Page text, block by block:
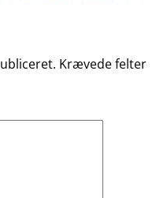
Krævede felter